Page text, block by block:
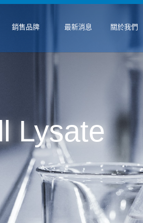
銷售品牌 最新消息 關於我們
Lysate